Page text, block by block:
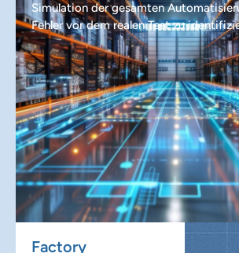
Simulation der gesamten
Fehler vor dem realen Test zu
Factory